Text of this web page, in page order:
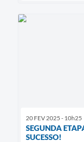
20 FEV 2025 - 10h25
SEGUNDA
SUCESSO!